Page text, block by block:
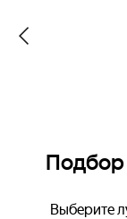
Подбор
Выберите